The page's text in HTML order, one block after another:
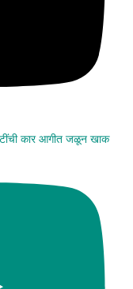
कार आगीत जळून खाक